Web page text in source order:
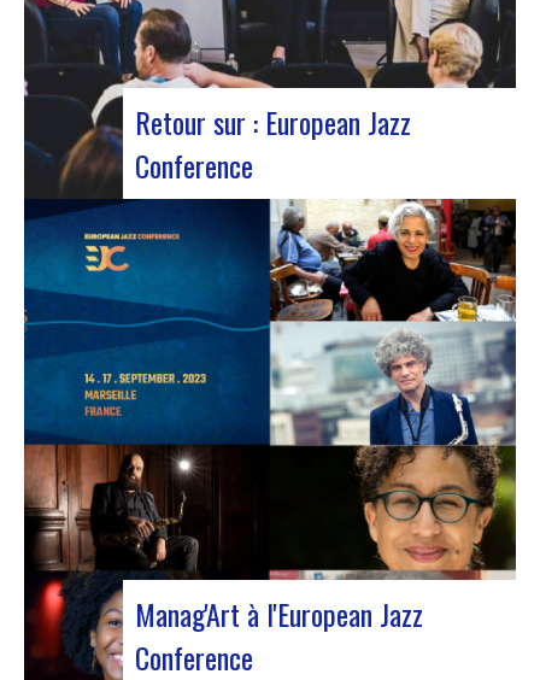
Retour sur : European Jazz
Conference
Participants à l’European Jazz Conférence
L’European Jazz Conférence constitue un
événement majeur réunissant chaque année des
experts du jazz, notamment des promoteurs, des
gestionnaires culturels, des agents et des
organismes de soutien nationaux ou régionaux.
Cette année l’évènement s’est installé à Marseille
pour 3 jours…
Manag'Art à l'European Jazz
Conference